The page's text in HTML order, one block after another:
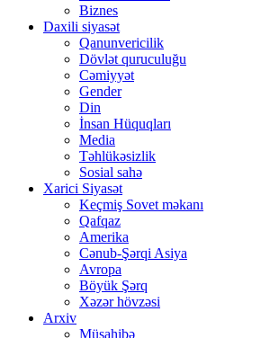
Biznes
Daxili siyasət
Qanunvericilik
Dövlət quruculuğu
Cəmiyyət
Gender
Din
İnsan Hüquqları
Media
Təhlükəsizlik
Sosial sahə
Xarici Siyasət
Keçmiş Sovet məkanı
Qafqaz
Amerika
Cənub-Şərqi Asiya
Avropa
Böyük Şərq
Xəzər hövzəsi
Arxiv
Müsahibə